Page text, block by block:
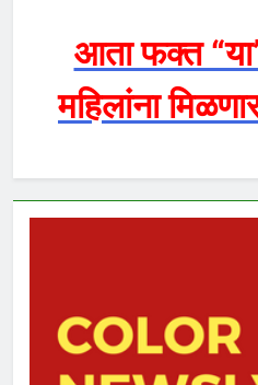
आता फक्त
महिलांना